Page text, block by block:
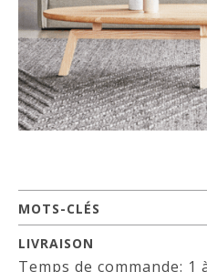
MOTS-CLÉS
LIVRAISON
Temps de commande: 1